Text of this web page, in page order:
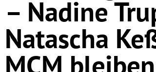
– Nadine
Natascha
MCM